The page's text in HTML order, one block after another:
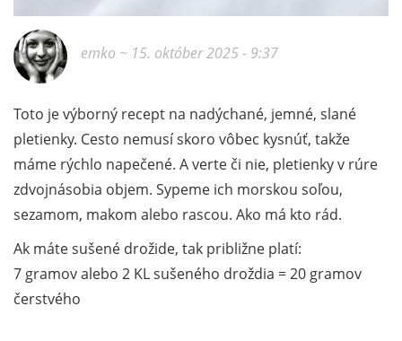
emko ~ 15. október 2025 - 9:37
Toto je výborný recept na nadýchané, jemné, slané
pletienky. Cesto nemusí skoro vôbec kysnúť, takže
máme rýchlo napečené. A verte či nie, pletienky v rúre
zdvojnásobia objem. Sypeme ich morskou soľou,
sezamom, makom alebo rascou. Ako má kto rád.
Ak máte sušené drožide, tak približne platí:
7 gramov alebo 2 KL sušeného droždia = 20 gramov
čerstvého